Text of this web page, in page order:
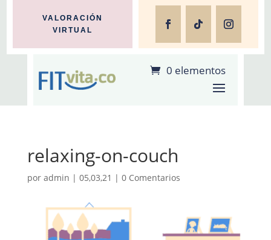
VALORACIÓN
VIRTUAL
0 elementos
relaxing-on-couch
por admin | 05,03,21 | 0 Comentarios